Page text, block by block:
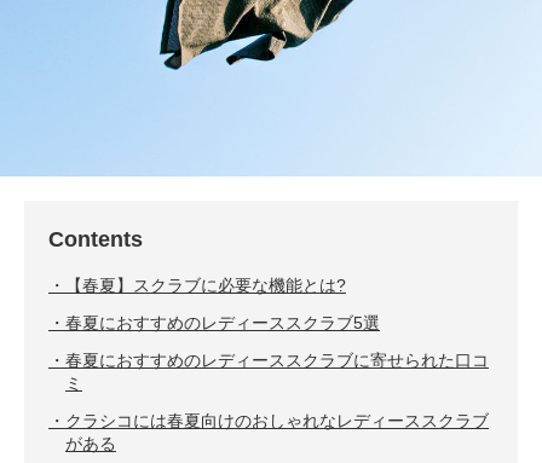
Contents
【春夏】スクラブに必要な機能とは?
春夏におすすめのレディーススクラブ5選
春夏におすすめのレディーススクラブに寄せられた口コ
ミ
クラシコには春夏向けのおしゃれなレディーススクラブ
がある